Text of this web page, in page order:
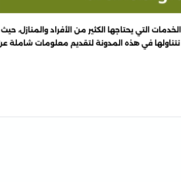
التي يحتاجها الكثير من الأفراد
في هذه المدونة لتقديم معلومات شاملة